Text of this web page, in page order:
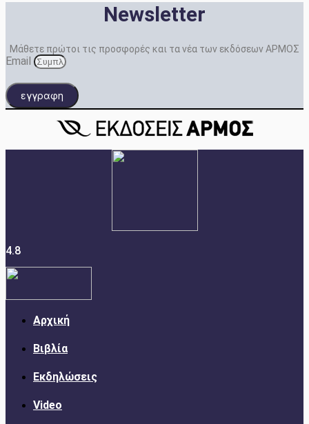
Newsletter
Μάθετε πρώτοι τις προσφορές και τα νέα των εκδόσεων ΑΡΜΟΣ
Email
εγγραφη
4.8
Αρχική
Βιβλία
Εκδηλώσεις
Video